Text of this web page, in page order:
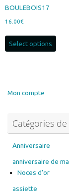
BOULEBOIS17
16.00€
Select options
Mon compte
Catégories
Anniversaire
anniversaire de
Noces d'or
assiette